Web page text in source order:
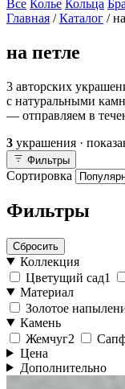
Все Колье Кольца
Главная / Каталог /
на петле
3 авторских
с натуральными
— отправляем в
3 украшения ·
Фильтры
Сортировка
Фильтры
Сбросить
Коллекция
Цветущий сад1
Материал
Золотое
Камень
Жемчуг2
Цена
Дополнительно